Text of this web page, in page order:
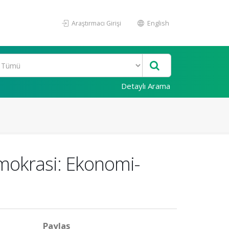
Araştırmacı Girişi English
Detaylı Arama
Ekonomi-
Paylaş